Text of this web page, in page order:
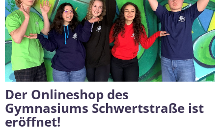
Der Onlineshop des
Gymnasiums Schwertstraße ist
eröffnet!